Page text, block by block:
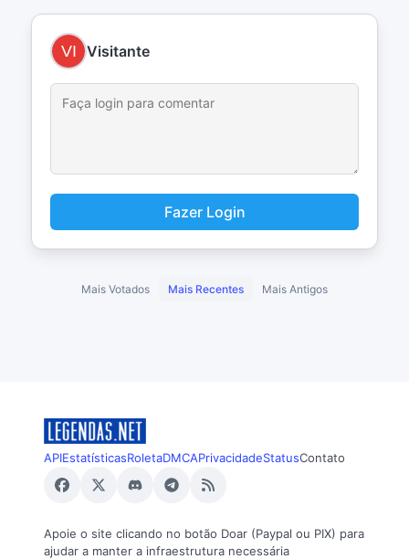
Visitante
Fazer Login
Mais Votados Mais Recentes Mais Antigos
APIEstatísticasRoletaDMCAPrivacidadeStatusContato
Apoie o site clicando no botão Doar (Paypal ou PIX) para
ajudar a manter a infraestrutura necessária